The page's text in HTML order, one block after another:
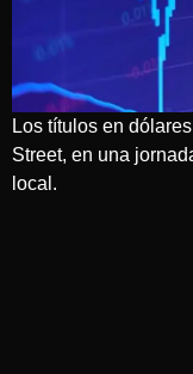
Los títulos en
Street, en una
local.